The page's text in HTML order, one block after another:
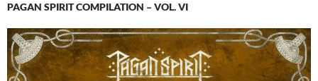
PAGAN SPIRIT COMPILATION – VOL. VI